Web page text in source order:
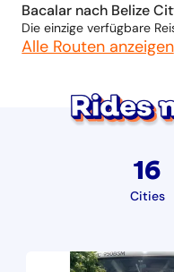
Bacalar nach Belize
Die einzige verfügbare
Alle Routen anzeigen
16
Cities